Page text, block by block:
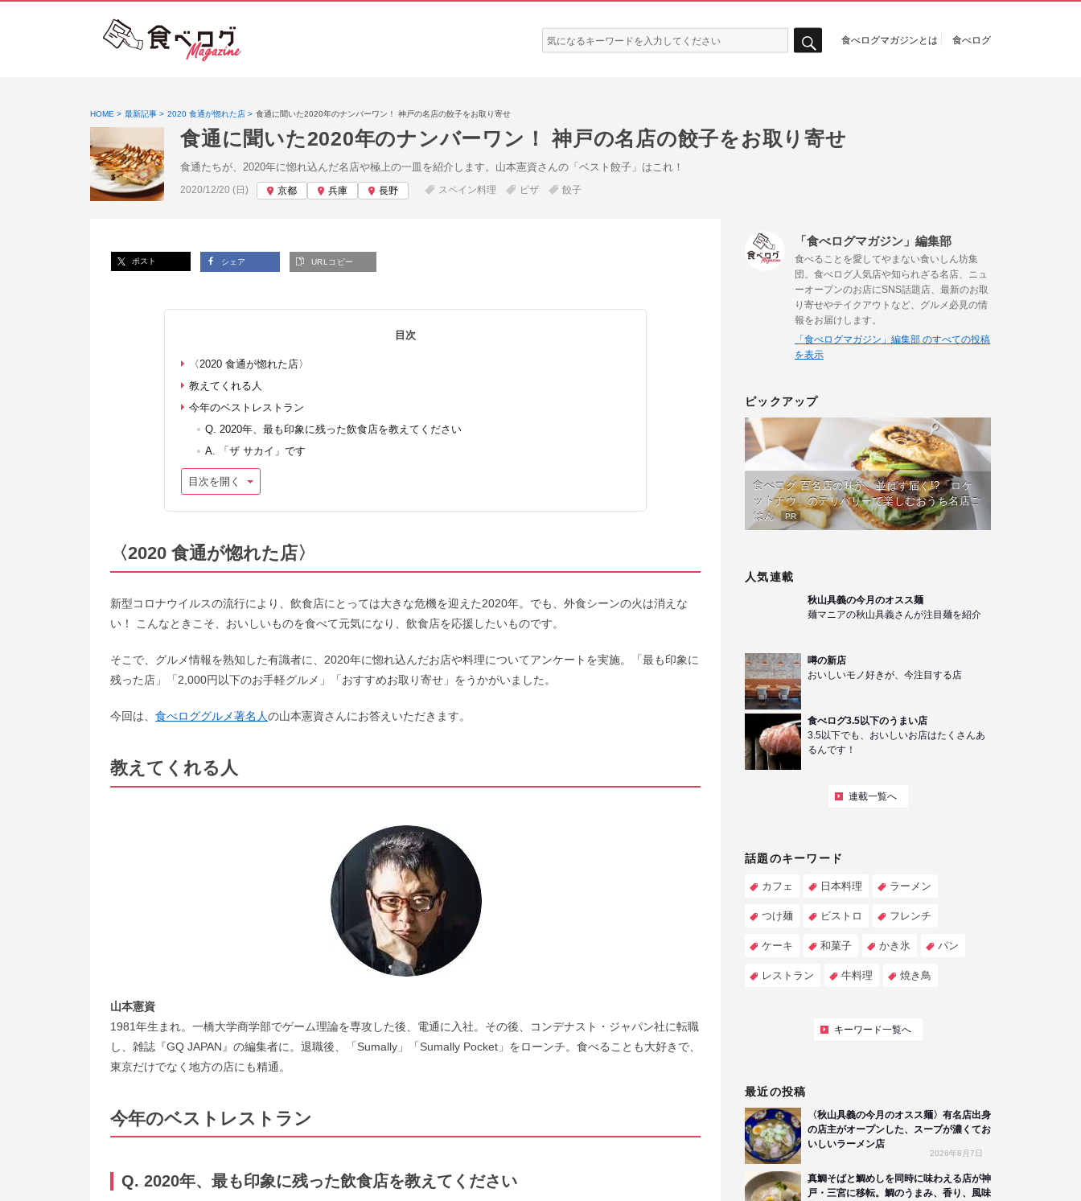
検
索:
食べログマガジンとは 食べログ
HOME 最新記事 2020 食通が惚れた店 食通に聞いた2020年のナンバーワン！ 神戸の名店の餃子をお取り寄せ
食通に聞いた2020年のナンバーワン！ 神戸の名店の餃子をお取り寄せ
食通たちが、2020年に惚れ込んだ名店や極上の一皿を紹介します。山本憲資さんの「ベスト餃子」はこれ！
投稿日:
2020/12/20 (日) 京都 兵庫 長野 スペイン料理 ピザ 餃子
ポスト シェア URLコピー
目次
〈2020 食通が惚れた店〉
教えてくれる人
今年のベストレストラン
Q. 2020年、最も印象に残った飲食店を教えてください
A. 「ザ サカイ」です
目次を開く
〈2020 食通が惚れた店〉
新型コロナウイルスの流行により、飲食店にとっては大きな危機を迎えた2020年。でも、外食シーンの火は消えな
い！ こんなときこそ、おいしいものを食べて元気になり、飲食店を応援したいものです。
そこで、グルメ情報を熟知した有識者に、2020年に惚れ込んだお店や料理についてアンケートを実施。「最も印象に
残った店」「2,000円以下のお手軽グルメ」「おすすめお取り寄せ」をうかがいました。
今回は、 食べロググルメ著名人の山本憲資さんにお答えいただきます。
教えてくれる人
山本憲資
1981年生まれ。一橋大学商学部でゲーム理論を専攻した後、電通に入社。その後、コンデナスト・ジャパン社に転職
し、雑誌『GQ JAPAN』の編集者に。退職後、「Sumally」「Sumally Pocket」をローンチ。食べることも大好きで、
東京だけでなく地方の店にも精通。
今年のベストレストラン
Q. 2020年、最も印象に残った飲食店を教えてください
「食べログマガジン」編集部
食べることを愛してやまない食いしん坊集
団。食べログ人気店や知られざる名店、ニュ
ーオープンのお店にSNS話題店、最新のお取
り寄せやテイクアウトなど、グルメ必見の情
報をお届けします。
「食べログマガジン」編集部 のすべての投稿
を表示
ピックアップ
食べログ 百名店の味が、並ばず届く!?「ロケ
ットナウ」のデリバリーで楽しむおうち名店ご
はん
PR
人気連載
秋山具義の今月のオスス麺
麺マニアの秋山具義さんが注目麺を紹介
噂の新店
おいしいモノ好きが、今注目する店
食べログ3.5以下のうまい店
3.5以下でも、おいしいお店はたくさんあ
るんです！
連載一覧へ
話題のキーワード
カフェ 日本料理 ラーメン
つけ麺 ビストロ フレンチ
ケーキ 和菓子 かき氷 パン
レストラン 牛料理 焼き鳥
キーワード一覧へ
最近の投稿
〈秋山具義の今月のオスス麺〉有名店出身
の店主がオープンした、スープが濃くてお
いしいラーメン店
2026年8月7日
真鯛そばと鯛めしを同時に味わえる店が神
戸・三宮に移転。鯛のうまみ、香り、風味